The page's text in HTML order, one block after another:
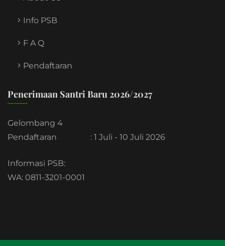
Info PSB
F A Q
Pendaftaran
Penerimaan Santri Baru 2026/2027
Gelombang 4
Pendaftaran
: 1 Juli - 10 Juli 2026
Informasi PSB:
WA: 0811-3201-0001